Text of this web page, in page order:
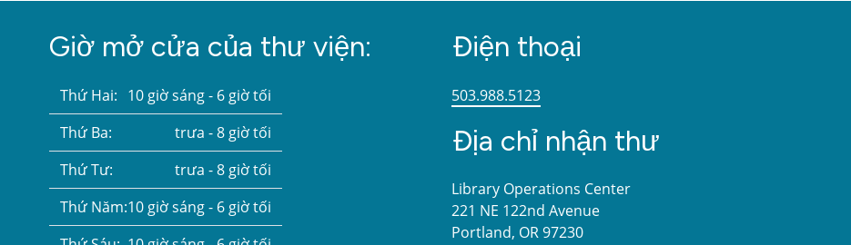
Giờ mở cửa của thư viện:
Thứ Hai: 10 giờ sáng - 6 giờ tối
Thứ Ba:
trưa - 8 giờ tối
Thứ Tư:
trưa - 8 giờ tối
Thứ Năm:10 giờ sáng - 6 giờ tối
Điện thoại
503.988.5123
Địa chỉ nhận thư
Library Operations Center
221 NE 122nd Avenue
Portland, OR 97230